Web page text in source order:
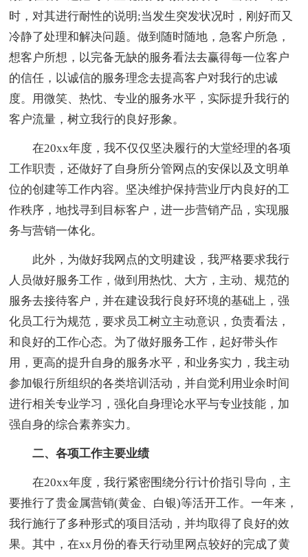
时，对其进行耐性的说明;当发生突发状况时，刚好而又
冷静了处理和解决问题。做到随时随地，急客户所急，
想客户所想，以完备无缺的服务看法去赢得每一位客户
的信任，以诚信的服务理念去提高客户对我行的忠诚
度。用微笑、热忱、专业的服务水平，实际提升我行的
客户流量，树立我行的良好形象。
在20xx年度，我不仅仅坚决履行的大堂经理的各项
工作职责，还做好了自身所分管网点的安保以及文明单
位的创建等工作内容。坚决维护保持营业厅内良好的工
作秩序，地找寻到目标客户，进一步营销产品，实现服
务与营销一体化。
此外，为做好我网点的文明建设，我严格要求我行
人员做好服务工作，做到用热忱、大方，主动、规范的
服务去接待客户，并在建设我行良好环境的基础上，强
化员工行为规范，要求员工树立主动意识，负责看法，
和良好的工作心态。为了做好服务工作，起好带头作
用，更高的提升自身的服务水平，和业务实力，我主动
参加银行所组织的各类培训活动，并自觉利用业余时间
进行相关专业学习，强化自身理论水平与专业技能，加
强自身的综合素养实力。
二、各项工作主要业绩
在20xx年度，我行紧密围绕分行计价指引导向，主
要推行了贵金属营销(黄金、白银)等活开工作。一年来，
我行施行了多种形式的项目活动，并均取得了良好的效
果。其中，在xx月份的春天行动里网点较好的完成了黄